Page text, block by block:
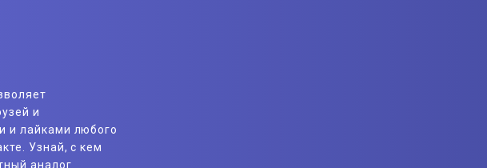
и
и лайками любого
Узнай, с кем
аналог